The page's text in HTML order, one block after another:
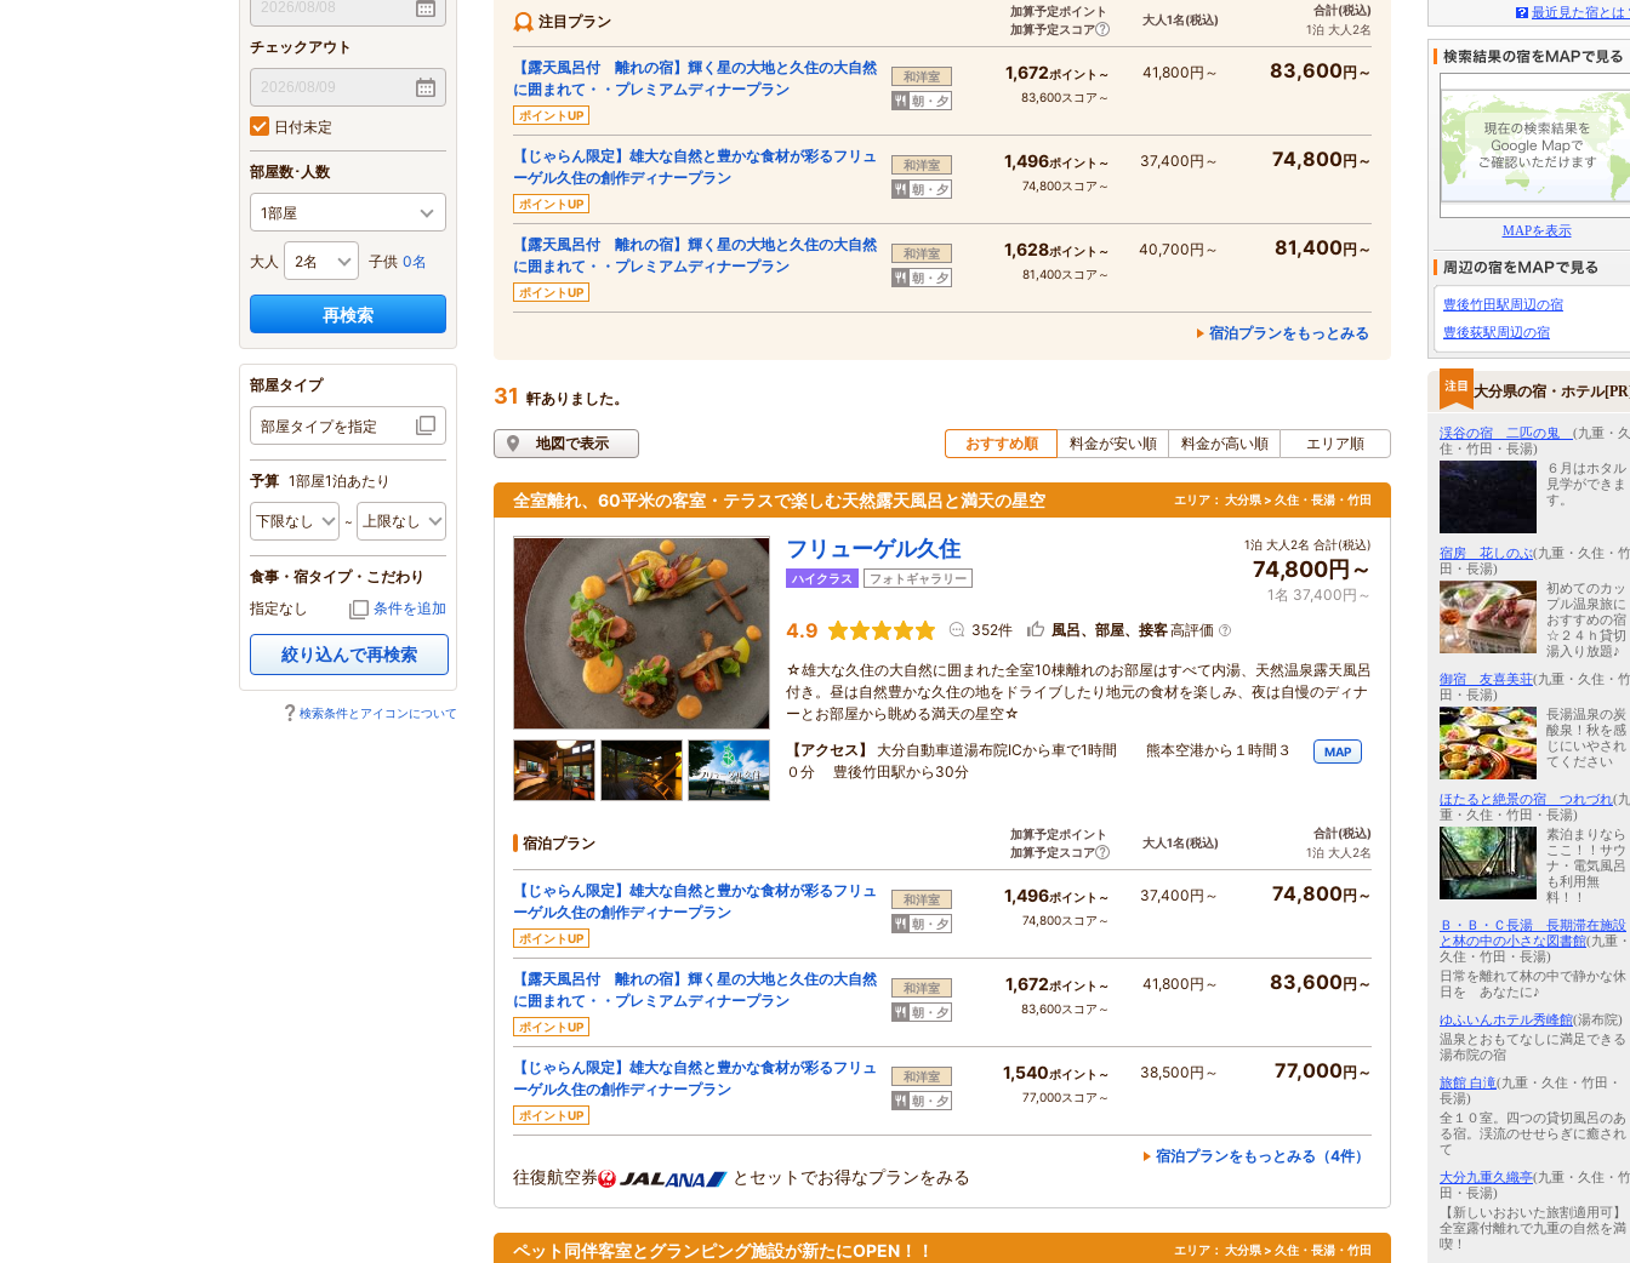
チェックアウト
日付未定
部屋数･人数
大人 子供 0名
再検索
部屋タイプ
部屋タイプを指定
予算 1部屋1泊あたり
食事・宿タイプ・こだわり
指定なし
条件を追加
絞り込んで再検索
検索条件とアイコンについて
注目プラン
加算予定ポイント
加算予定スコア
大人1名(税込)
合計(税込)
1泊 大人2名
【露天風呂付 離れの宿】輝く星の大地と久住の大自然
に囲まれて・・プレミアムディナープラン
ポイントUP
和洋室
朝・夕
1,672ポイント～
83,600スコア～
41,800円～ 83,600円～
【じゃらん限定】雄大な自然と豊かな食材が彩るフリュ
ーゲル久住の創作ディナープラン
ポイントUP
和洋室
朝・夕
1,496ポイント～
74,800スコア～
37,400円～ 74,800円～
【露天風呂付 離れの宿】輝く星の大地と久住の大自然
に囲まれて・・プレミアムディナープラン
ポイントUP
和洋室
朝・夕
1,628ポイント～
81,400スコア～
40,700円～ 81,400円～
宿泊プランをもっとみる
31 軒ありました。
地図で表示 おすすめ順 料金が安い順 料金が高い順 エリア順
全室離れ、60平米の客室・テラスで楽しむ天然露天風呂と満天の星空 エリア： 大分県 > 久住・長湯・竹田
フリューゲル久住
ハイクラス フォトギャラリー
1泊 大人2名 合計(税込)
74,800円～
1名 37,400円～
4.9 352件 風呂、部屋、接客高評価
☆雄大な久住の大自然に囲まれた全室10棟離れのお部屋はすべて内湯、天然温泉露天風呂
付き。昼は自然豊かな久住の地をドライブしたり地元の食材を楽しみ、夜は自慢のディナ
ーとお部屋から眺める満天の星空☆
【アクセス】
大分自動車道湯布院ICから車で1時間 熊本空港から１時間３
０分 豊後竹田駅から30分
MAP
宿泊プラン
加算予定ポイント
加算予定スコア
大人1名(税込)
合計(税込)
1泊 大人2名
【じゃらん限定】雄大な自然と豊かな食材が彩るフリュ
ーゲル久住の創作ディナープラン
ポイントUP
和洋室
朝・夕
1,496ポイント～
74,800スコア～
37,400円～ 74,800円～
【露天風呂付 離れの宿】輝く星の大地と久住の大自然
に囲まれて・・プレミアムディナープラン
ポイントUP
和洋室
朝・夕
1,672ポイント～
83,600スコア～
41,800円～ 83,600円～
【じゃらん限定】雄大な自然と豊かな食材が彩るフリュ
ーゲル久住の創作ディナープラン
ポイントUP
和洋室
朝・夕
1,540ポイント～
77,000スコア～
38,500円～ 77,000円～
宿泊プランをもっとみる（4件）
往復航空券 とセットでお得なプランをみる
ペット同伴客室とグランピング施設が新たにOPEN！！ エリア： 大分県 > 久住・長湯・竹田
最近見た宿とは
MAPを表示
豊後竹田駅周辺の宿
豊後荻駅周辺の宿
大分県の宿・ホテル
渓谷の宿 二匹の鬼 (九重・久
住・竹田・長湯)
６月はホタル
見学ができま
す。
宿房 花しのぶ(九重・久住・竹
田・長湯)
初めてのカッ
プル温泉旅に
おすすめの宿
☆２４ｈ貸切
湯入り放題♪
御宿 友喜美荘(九重・久住・竹
田・長湯)
長湯温泉の炭
酸泉！秋を感
じにいやされ
てください
ほたると絶景の宿 つれづれ(九
重・久住・竹田・長湯)
素泊まりなら
ここ！！サウ
ナ・電気風呂
も利用無
料！！
Ｂ・Ｂ・Ｃ長湯 長期滞在施設
と林の中の小さな図書館(九重・
久住・竹田・長湯)
日常を離れて林の中で静かな休
日を あなたに♪
ゆふいんホテル秀峰館(湯布院)
温泉とおもてなしに満足できる
湯布院の宿
旅館 白滝(九重・久住・竹田・
長湯)
全１０室。四つの貸切風呂のあ
る宿。渓流のせせらぎに癒され
て
大分九重久織亭(九重・久住・竹
田・長湯)
【新しいおおいた旅割適用可】
全室露付離れで九重の自然を満
喫！